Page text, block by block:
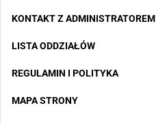
KONTAKT Z ADMINISTRATOREM
LISTA ODDZIAŁÓW
REGULAMIN I POLITYKA
MAPA STRONY